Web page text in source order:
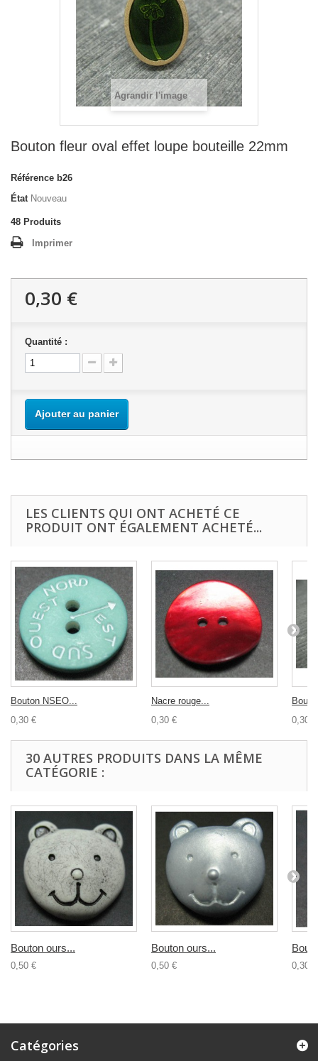
Agrandir l'image
Bouton fleur oval effet loupe bouteille 22mm
Référence b26
État Nouveau
48 Produits
Imprimer
0,30 €
Quantité :
Ajouter au panier
LES CLIENTS QUI ONT ACHETÉ CE
PRODUIT ONT ÉGALEMENT ACHETÉ...
Bouton NSEO...
0,30 €
Nacre rouge...
0,30 €
0,30 €
30 AUTRES PRODUITS DANS LA MÊME
CATÉGORIE :
Bouton ours...
0,50 €
Bouton ours...
0,50 € 0,30 €
Catégories